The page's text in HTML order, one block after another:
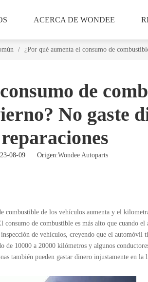
ACERCA DE WONDEE
/ ¿Por qué aumenta el consumo de
de
No gaste
08-09 Origen:Wondee Autoparts
combustible de los vehículos aumenta y el
de combustible es más alto que cuando el
de vehículos, creyendo que el automóvil
de 10000 a 20000 kilómetros y algunos
también pueden gastar dinero injustamente en la